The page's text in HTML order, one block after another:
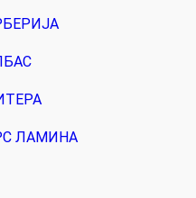
ЛАМИНА